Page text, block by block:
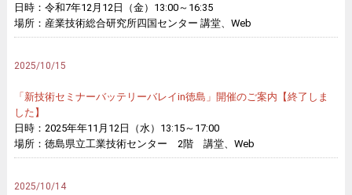
日時：令和7年12月12日（金）13:00～16:35
場所：産業技術総合研究所四国センター 講堂、Web
2025/10/15
「新技術セミナーバッテリーバレイin徳島」開催のご案内【終了しま
した】
日時：2025年年11月12日（水）13:15～17:00
場所：徳島県立工業技術センター 2階 講堂、Web
2025/10/14